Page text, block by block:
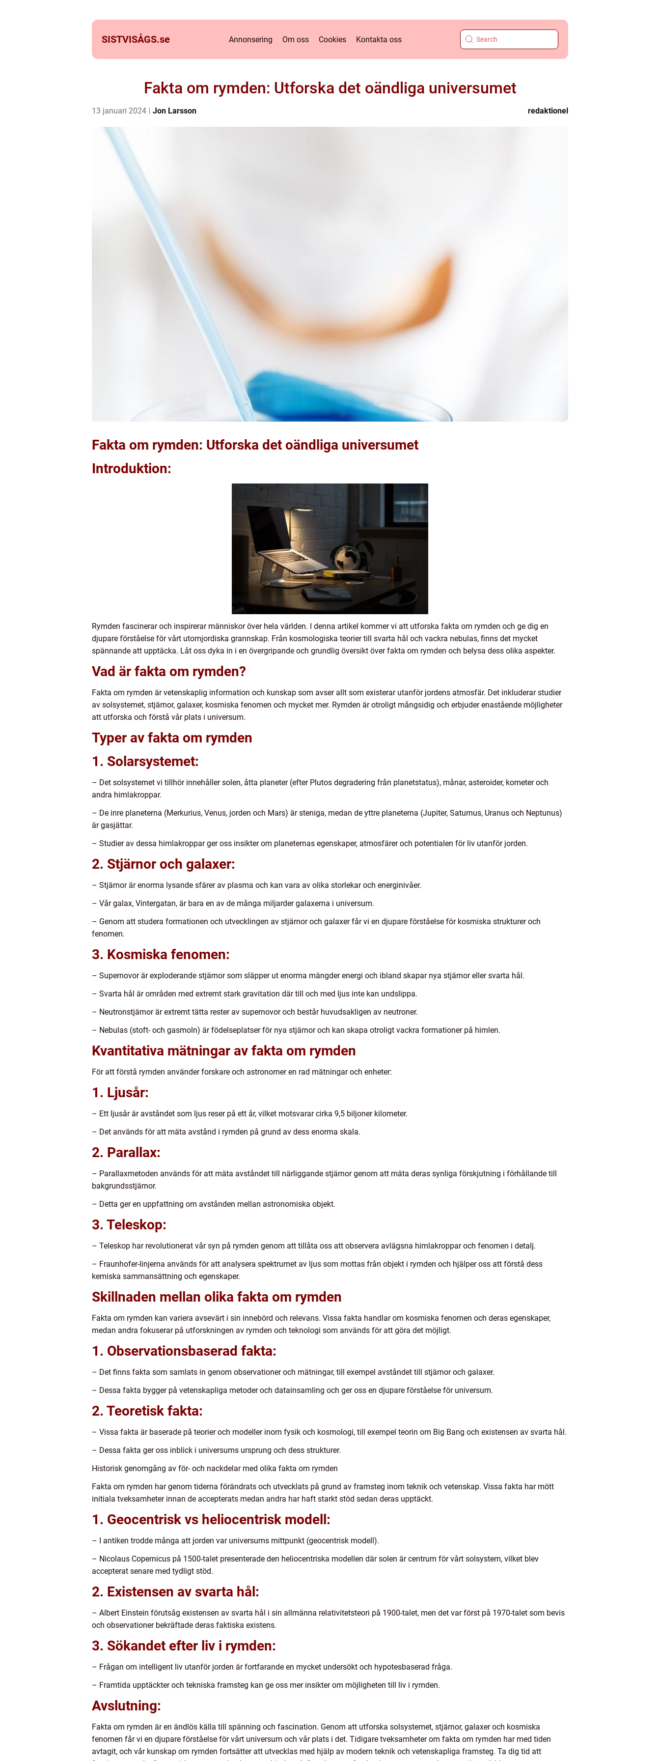
SISTVISÅGS.se Annonsering Om oss Cookies Kontakta oss
Fakta om rymden: Utforska det oändliga universumet
13 januari 2024 Jon Larsson redaktionel
Fakta om rymden: Utforska det oändliga universumet
Introduktion:
Rymden fascinerar och inspirerar människor över hela världen. I denna artikel kommer vi att utforska fakta om rymden och ge dig en
djupare förståelse för vårt utomjordiska grannskap. Från kosmologiska teorier till svarta hål och vackra nebulas, finns det mycket
spännande att upptäcka. Låt oss dyka in i en övergripande och grundlig översikt över fakta om rymden och belysa dess olika aspekter.
Vad är fakta om rymden?
Fakta om rymden är vetenskaplig information och kunskap som avser allt som existerar utanför jordens atmosfär. Det inkluderar studier
av solsystemet, stjärnor, galaxer, kosmiska fenomen och mycket mer. Rymden är otroligt mångsidig och erbjuder enastående möjligheter
att utforska och förstå vår plats i universum.
Typer av fakta om rymden
1. Solarsystemet:
– Det solsystemet vi tillhör innehåller solen, åtta planeter (efter Plutos degradering från planetstatus), månar, asteroider, kometer och
andra himlakroppar.
– De inre planeterna (Merkurius, Venus, jorden och Mars) är steniga, medan de yttre planeterna (Jupiter, Saturnus, Uranus och Neptunus)
är gasjättar.
– Studier av dessa himlakroppar ger oss insikter om planeternas egenskaper, atmosfärer och potentialen för liv utanför jorden.
2. Stjärnor och galaxer:
– Stjärnor är enorma lysande sfärer av plasma och kan vara av olika storlekar och energinivåer.
– Vår galax, Vintergatan, är bara en av de många miljarder galaxerna i universum.
– Genom att studera formationen och utvecklingen av stjärnor och galaxer får vi en djupare förståelse för kosmiska strukturer och
fenomen.
3. Kosmiska fenomen:
– Supernovor är exploderande stjärnor som släpper ut enorma mängder energi och ibland skapar nya stjärnor eller svarta hål.
– Svarta hål är områden med extremt stark gravitation där till och med ljus inte kan undslippa.
– Neutronstjärnor är extremt tätta rester av supernovor och består huvudsakligen av neutroner.
– Nebulas (stoft- och gasmoln) är födelseplatser för nya stjärnor och kan skapa otroligt vackra formationer på himlen.
Kvantitativa mätningar av fakta om rymden
För att förstå rymden använder forskare och astronomer en rad mätningar och enheter:
1. Ljusår:
– Ett ljusår är avståndet som ljus reser på ett år, vilket motsvarar cirka 9,5 biljoner kilometer.
– Det används för att mäta avstånd i rymden på grund av dess enorma skala.
2. Parallax:
– Parallaxmetoden används för att mäta avståndet till närliggande stjärnor genom att mäta deras synliga förskjutning i förhållande till
bakgrundsstjärnor.
– Detta ger en uppfattning om avstånden mellan astronomiska objekt.
3. Teleskop:
– Teleskop har revolutionerat vår syn på rymden genom att tillåta oss att observera avlägsna himlakroppar och fenomen i detalj.
– Fraunhofer-linjerna används för att analysera spektrumet av ljus som mottas från objekt i rymden och hjälper oss att förstå dess
kemiska sammansättning och egenskaper.
Skillnaden mellan olika fakta om rymden
Fakta om rymden kan variera avsevärt i sin innebörd och relevans. Vissa fakta handlar om kosmiska fenomen och deras egenskaper,
medan andra fokuserar på utforskningen av rymden och teknologi som används för att göra det möjligt.
1. Observationsbaserad fakta:
– Det finns fakta som samlats in genom observationer och mätningar, till exempel avståndet till stjärnor och galaxer.
– Dessa fakta bygger på vetenskapliga metoder och datainsamling och ger oss en djupare förståelse för universum.
2. Teoretisk fakta:
– Vissa fakta är baserade på teorier och modeller inom fysik och kosmologi, till exempel teorin om Big Bang och existensen av svarta hål.
– Dessa fakta ger oss inblick i universums ursprung och dess strukturer.
Historisk genomgång av för- och nackdelar med olika fakta om rymden
Fakta om rymden har genom tiderna förändrats och utvecklats på grund av framsteg inom teknik och vetenskap. Vissa fakta har mött
initiala tveksamheter innan de accepterats medan andra har haft starkt stöd sedan deras upptäckt.
1. Geocentrisk vs heliocentrisk modell:
– I antiken trodde många att jorden var universums mittpunkt (geocentrisk modell).
– Nicolaus Copernicus på 1500-talet presenterade den heliocentriska modellen där solen är centrum för vårt solsystem, vilket blev
accepterat senare med tydligt stöd.
2. Existensen av svarta hål:
– Albert Einstein förutsåg existensen av svarta hål i sin allmänna relativitetsteori på 1900-talet, men det var först på 1970-talet som bevis
och observationer bekräftade deras faktiska existens.
3. Sökandet efter liv i rymden:
– Frågan om intelligent liv utanför jorden är fortfarande en mycket undersökt och hypotesbaserad fråga.
– Framtida upptäckter och tekniska framsteg kan ge oss mer insikter om möjligheten till liv i rymden.
Avslutning:
Fakta om rymden är en ändlös källa till spänning och fascination. Genom att utforska solsystemet, stjärnor, galaxer och kosmiska
fenomen får vi en djupare förståelse för vårt universum och vår plats i det. Tidigare tveksamheter om fakta om rymden har med tiden
avtagit, och vår kunskap om rymden fortsätter att utvecklas med hjälp av modern teknik och vetenskapliga framsteg. Ta dig tid att